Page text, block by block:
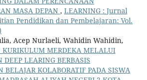
MASA DEPAN , LEARNING : Jurnal
Pendidikan dan Pembelajaran: Vol.
Acep Nurlaeli, Wahidin Wahidin,
KURIKULUM MERDEKA MELALUI
DEEP LEARING BERBASIS
BELAJAR KOLABORATIF PADA SISWA